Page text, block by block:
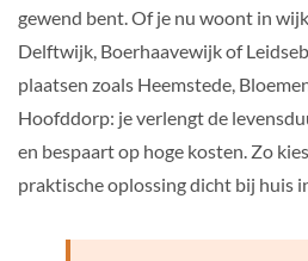
gewend bent. Of je nu woont in
Delftwijk, Boerhaavewijk of
plaatsen zoals Heemstede,
Hoofddorp: je verlengt de
en bespaart op hoge kosten. Zo
praktische oplossing dicht bij huis